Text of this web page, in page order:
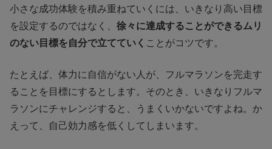
小さな成功体験を積み重ねていくには、いきなり高い目標
を設定するのではなく、 徐々に達成することができるムリ
のない目標を自分で立てていく ことがコツです。
たとえば、体力に自信がない人が、フルマラソンを完走す
ることを目標にするとします。そのとき、いきなりフルマ
ラソンにチャレンジすると、うまくいかないですよね。か
えって、自己効力感を低くしてしまいます。